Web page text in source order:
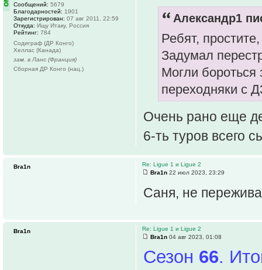
Александр1
Ребят,
Задумал
Могли бороться
переходняки с
Очень рано еще
6-ть туров всего
Сообщений: 5679
Благодарностей: 1901
Зарегистрирован: 07 авг 2011, 22:59
Откуда: Ищу Итаку, Россия
Рейтинг: 784
Содиграф (ДР Конго)
Хеллас (Канада)
зам. в Ланс (Франция)
Сборная ДР Конго (нац.)
Re: Ligue 1 и Ligue 2
Bra1n 22 июл 2023, 23:29
Саня, не
Bra1n
Re: Ligue 1 и Ligue 2
Bra1n 04 авг 2023, 01:08
Сезон 66.
Bra1n